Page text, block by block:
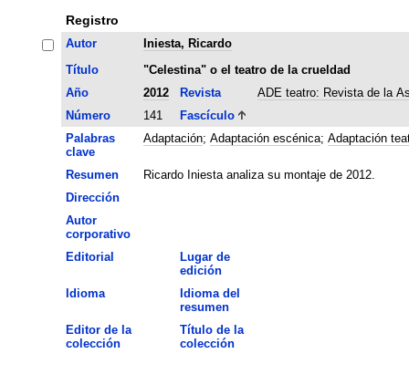
Registro
Autor
Iniesta, Ricardo
Título
"Celestina" o el teatro de la crueldad
Año
2012 Revista
ADE teatro: Revista de la
Número
141
Fascículo
Palabras
clave
Adaptación; Adaptación escénica; Adaptación
Resumen
Ricardo Iniesta analiza su montaje de 2012.
Dirección
Autor
corporativo
Editorial
Lugar de
edición
Idioma
Idioma del
resumen
Editor de la
colección
Título de la
colección